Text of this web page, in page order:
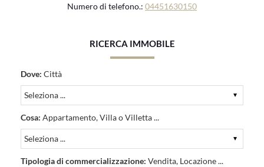
Numero di telefono.: 04451630150
RICERCA IMMOBILE
Dove: Città
Cosa: Appartamento, Villa o Villetta ...
Tipologia di commercializzazione: Vendita, Locazione ...